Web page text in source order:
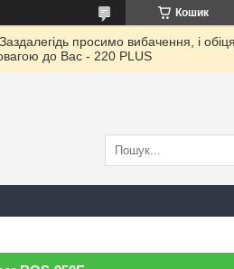
Кошик
просимо вибачення, і
до Ваc - 220 PLUS